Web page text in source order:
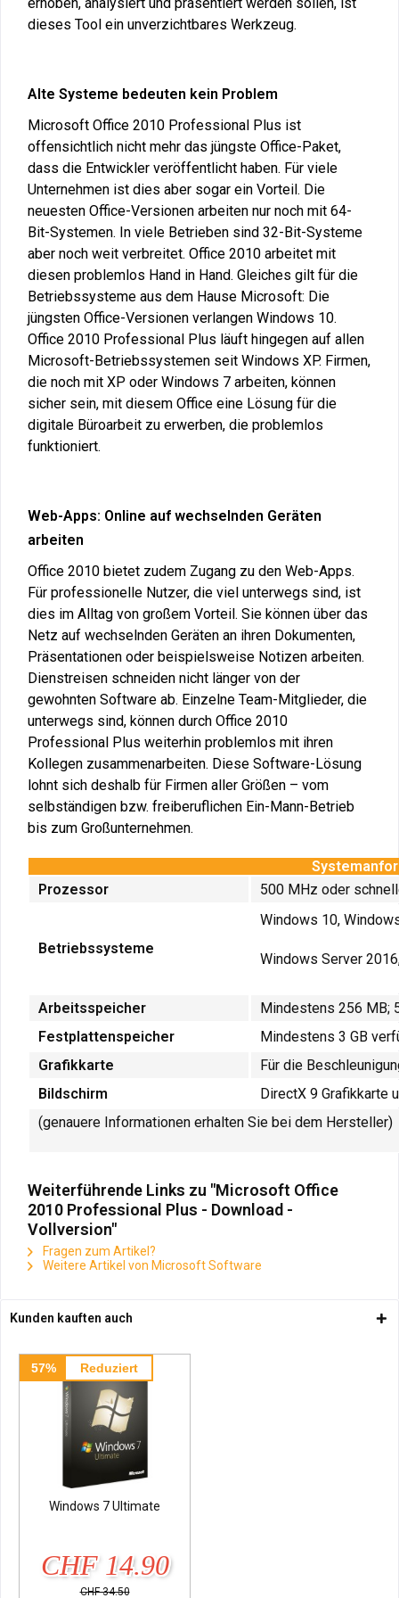
dieses Tool ein unverzichtbares Werkzeug.
Alte Systeme bedeuten kein Problem
Microsoft Office 2010 Professional Plus ist
offensichtlich nicht mehr das jüngste Office-Paket,
dass die Entwickler veröffentlicht haben. Für viele
Unternehmen ist dies aber sogar ein Vorteil. Die
neuesten Office-Versionen arbeiten nur noch mit 64-
Bit-Systemen. In viele Betrieben sind 32-Bit-Systeme
aber noch weit verbreitet. Office 2010 arbeitet mit
diesen problemlos Hand in Hand. Gleiches gilt für die
Betriebssysteme aus dem Hause Microsoft: Die
jüngsten Office-Versionen verlangen Windows 10.
Office 2010 Professional Plus läuft hingegen auf allen
Microsoft-Betriebssystemen seit Windows XP. Firmen,
die noch mit XP oder Windows 7 arbeiten, können
sicher sein, mit diesem Office eine Lösung für die
digitale Büroarbeit zu erwerben, die problemlos
funktioniert.
Web-Apps: Online auf wechselnden Geräten
arbeiten
Office 2010 bietet zudem Zugang zu den Web-Apps.
Für professionelle Nutzer, die viel unterwegs sind, ist
dies im Alltag von großem Vorteil. Sie können über das
Netz auf wechselnden Geräten an ihren Dokumenten,
Präsentationen oder beispielsweise Notizen arbeiten.
Dienstreisen schneiden nicht länger von der
gewohnten Software ab. Einzelne Team-Mitglieder, die
unterwegs sind, können durch Office 2010
Professional Plus weiterhin problemlos mit ihren
Kollegen zusammenarbeiten. Diese Software-Lösung
lohnt sich deshalb für Firmen aller Größen – vom
selbständigen bzw. freiberuflichen Ein-Mann-Betrieb
bis zum Großunternehmen.
Prozessor
500 MHz oder
Betriebssysteme
Windows 10,
Windows Server
Arbeitsspeicher
Mindestens 256 MB;
Festplattenspeicher
Mindestens 3 GB
Grafikkarte
Für die
Bildschirm
DirectX 9 Grafikkarte
(genauere Informationen erhalten Sie bei dem Hersteller)
Weiterführende Links zu "Microsoft Office
2010 Professional Plus - Download -
Vollversion"
Fragen zum Artikel?
Weitere Artikel von Microsoft Software
Kunden kauften auch
57% Reduziert
Windows 7 Ultimate
CHF 14.90
CHF 34.50